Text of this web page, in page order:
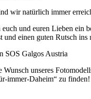
wir natürlich immer
und euren Lieben ein
und einen guten Rutsch ins
SOS Galgos Austria
Wunsch unseres
immer-Daheim“ zu finden!